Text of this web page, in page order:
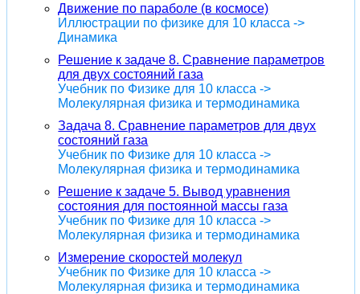
Движение по параболе (в космосе)
Иллюстрации по физике для 10 класса ->
Динамика
Решение к задаче 8. Сравнение параметров
для двух состояний газа
Учебник по Физике для 10 класса ->
Молекулярная физика и термодинамика
Задача 8. Сравнение параметров для двух
состояний газа
Учебник по Физике для 10 класса ->
Молекулярная физика и термодинамика
Решение к задаче 5. Вывод уравнения
состояния для постоянной массы газа
Учебник по Физике для 10 класса ->
Молекулярная физика и термодинамика
Измерение скоростей молекул
Учебник по Физике для 10 класса ->
Молекулярная физика и термодинамика